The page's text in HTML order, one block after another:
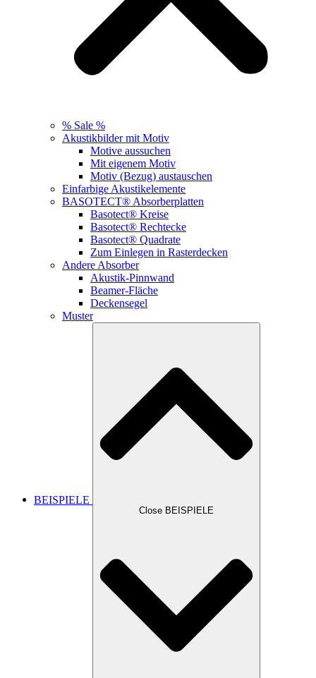
% Sale %
Akustikbilder mit Motiv
Motive aussuchen
Mit eigenem Motiv
Motiv (Bezug) austauschen
Einfarbige Akustikelemente
BASOTECT® Absorberplatten
Basotect® Kreise
Basotect® Rechtecke
Basotect® Quadrate
Zum Einlegen in Rasterdecken
Andere Absorber
Akustik-Pinnwand
Beamer-Fläche
Deckensegel
Muster
BEISPIELE
Close BEISPIELE